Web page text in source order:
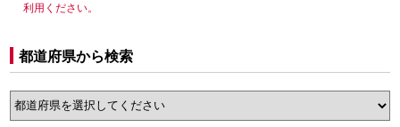
利用ください。
都道府県から検索